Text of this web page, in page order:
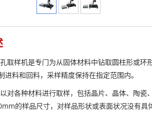
孔取样机是专门为从固体材料中钻取圆柱形或
进料和回料，采样精度保持在指定范围内。
以对各种材料进行取样，包括晶片、晶体、陶
的样品尺寸，对样品形状或表面状况没有